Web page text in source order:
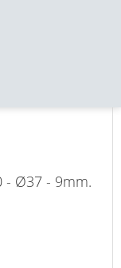
- Ø37 - 9mm.